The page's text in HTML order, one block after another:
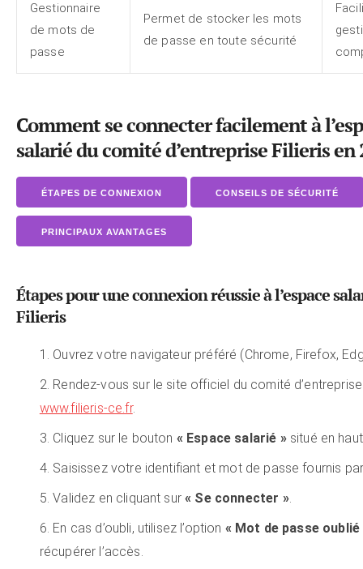
Gestionnaire
de mots de
passe
Permet de stocker les mots
de passe en toute sécurité
Comment se connecter facilement à
salarié du comité d’entreprise Filieris en
ÉTAPES DE CONNEXION CONSEILS DE SÉCURITÉ
PRINCIPAUX AVANTAGES
Étapes pour une connexion réussie à l’espace
Filieris
Ouvrez votre navigateur préféré (Chrome, Firefox,
Rendez-vous sur le site officiel du comité
www.filieris-ce.fr.
Cliquez sur le bouton « Espace salarié »situé en
Saisissez votre identifiant et mot de passe fournis
Validez en cliquant sur« Se connecter ».
En cas d’oubli, utilisez l’option « Mot de passe oublié
récupérer l’accès.